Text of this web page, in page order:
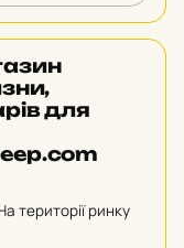
для
території ринку